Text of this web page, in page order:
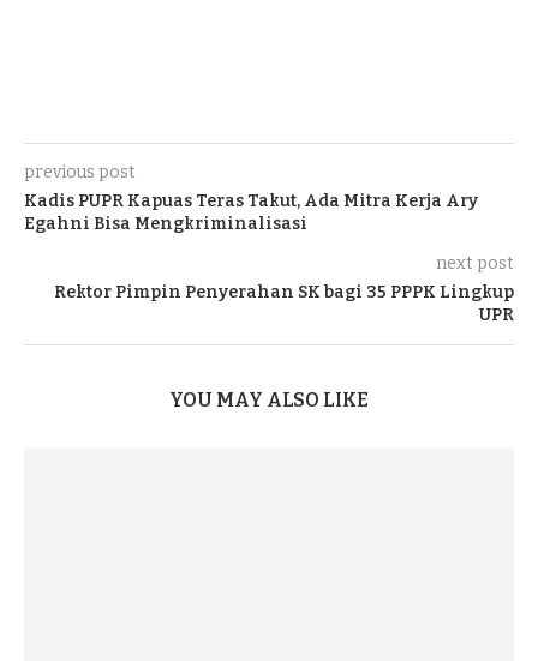
previous post
Kadis PUPR Kapuas Teras Takut, Ada Mitra Kerja Ary
Egahni Bisa Mengkriminalisasi
next post
Rektor Pimpin Penyerahan SK bagi 35 PPPK Lingkup
UPR
YOU MAY ALSO LIKE